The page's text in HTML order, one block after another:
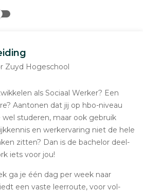
Zuyd Hogeschool
als Sociaal Werker? Een
Aantonen dat jij op hbo-niveau
studeren, maar ook gebruik
en werk­er­va­ring niet de hele
zitten? Dan is de bachelor deel­
iets voor jou!
ga je één dag per week naar
een vaste leer­rou­te, voor vol­